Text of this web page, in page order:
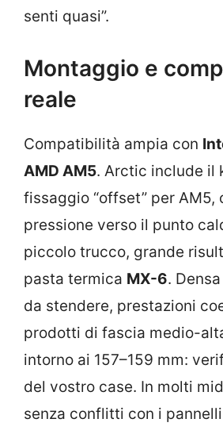
senti quasi”.
Montaggio e
reale
Compatibilità ampia con
AMD AM5. Arctic include il
fissaggio “offset” per AM5,
pressione verso il punto
piccolo trucco, grande
pasta termica MX-6.
da stendere, prestazioni
prodotti di fascia medio-
intorno ai 157–159 mm:
del vostro case. In molti
senza conflitti con i